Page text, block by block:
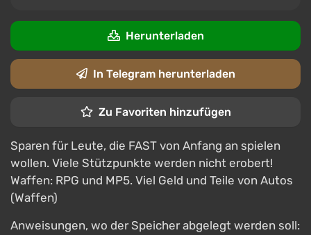
Herunterladen
In Telegram herunterladen
Zu Favoriten hinzufügen
Sparen für Leute, die FAST von Anfang an spielen
wollen. Viele Stützpunkte werden nicht erobert!
Waffen: RPG und MP5. Viel Geld und Teile von Autos
(Waffen)
Anweisungen, wo der Speicher abgelegt werden soll: